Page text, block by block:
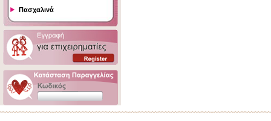
Πασχαλινά